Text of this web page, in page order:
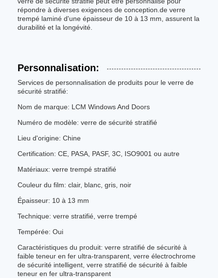
répondre à diverses exigences de conception.de verre
trempé laminé d'une épaisseur de 10 à 13 mm, assurent la
durabilité et la longévité.
Personnalisation:
Services de personnalisation de produits pour le verre de
sécurité stratifié:
Nom de marque: LCM Windows And Doors
Numéro de modèle: verre de sécurité stratifié
Lieu d'origine: Chine
Certification: CE, PASA, PASF, 3C, ISO9001 ou autre
Matériaux: verre trempé stratifié
Couleur du film: clair, blanc, gris, noir
Épaisseur: 10 à 13 mm
Technique: verre stratifié, verre trempé
Tempérée: Oui
Caractéristiques du produit: verre stratifié de sécurité à
faible teneur en fer ultra-transparent, verre électrochrome
de sécurité intelligent, verre stratifié de sécurité à faible
teneur en fer ultra-transparent